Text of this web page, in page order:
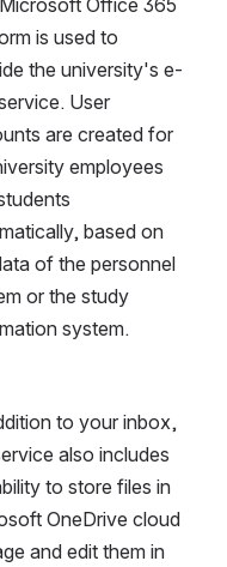
keskkonnas
saatmine
MAIL
|
configuration
contact list
Outlooki
Address from
| Creating a new